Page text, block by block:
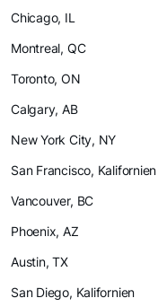
Chicago, IL
Montreal, QC
Toronto, ON
Calgary, AB
New York City, NY
San Francisco, Kalifornien
Vancouver, BC
Phoenix, AZ
Austin, TX
San Diego, Kalifornien